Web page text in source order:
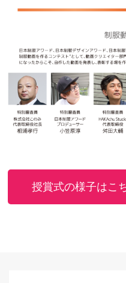
授賞式の様子はこ